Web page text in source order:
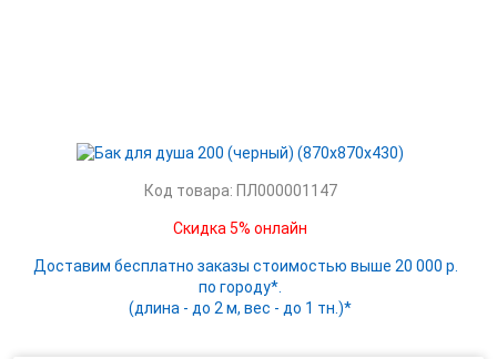
Код товара: ПЛ000001147
Скидка 5% онлайн
Доставим бесплатно заказы стоимостью выше 20 000 р.
по городу*.
(длина - до 2 м, вес - до 1 тн.)*